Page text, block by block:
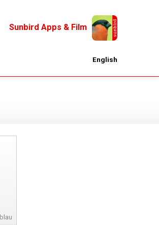
Sunbird Apps & Film
English
blau